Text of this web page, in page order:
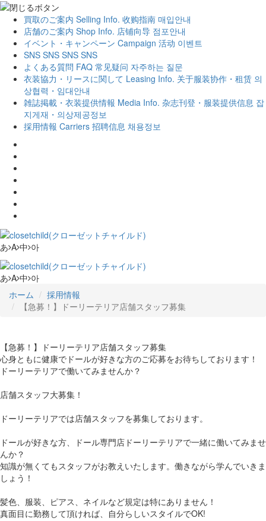
買取のご案内 Selling Info. 收购指南 매입안내
店舗のご案内 Shop Info. 店铺向导 점포안내
イベント・キャンペーン Campaign 活动 이벤트
SNS SNS SNS SNS
よくある質問 FAQ 常见疑问 자주하는 질문
衣装協力・リースに関して Leasing Info. 关于服装协作・租赁 의
상협력・임대안내
雑誌掲載・衣装提供情報 Media Info. 杂志刊登・服装提供信息 잡
지게재・의상제공정보
採用情報 Carriers 招聘信息 채용정보
あ A 中 아
あ A 中 아
ホーム
採用情報
【急募！】ドーリーテリア店舗スタッフ募集
【急募！】ドーリーテリア店舗スタッフ募集
心身ともに健康でドールが好きな方のご応募をお待ちしております！
ドーリーテリアで働いてみませんか？
店舗スタッフ大募集！
ドーリーテリアでは店舗スタッフを募集しております。
ドールが好きな方、ドール専門店ドーリーテリアで一緒に働いてみませ
んか？
知識が無くてもスタッフがお教えいたします。働きながら学んでいきま
しょう！
髪色、服装、ピアス、ネイルなど規定は特にありません！
真面目に勤務して頂ければ、自分らしいスタイルでOK!